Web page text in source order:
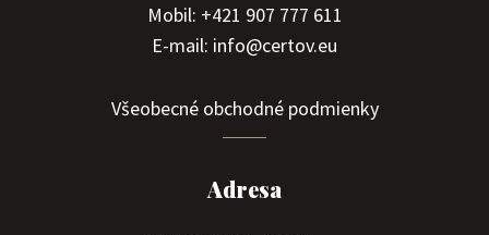
Mobil: +421 907 777 611
E-mail: info@certov.eu
Všeobecné obchodné podmienky
Adresa